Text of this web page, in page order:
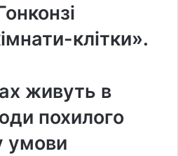
клітки».
живуть в
похилого
умови